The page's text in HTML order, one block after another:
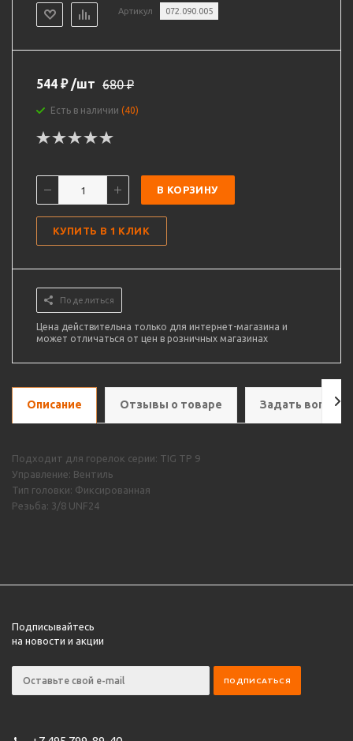
Артикул 072.090.005
544 ₽ /шт 680₽
Есть в наличии (40)
В КОРЗИНУ
КУПИТЬ В 1 КЛИК
Поделиться
Цена действительна только для интернет-магазина и
может отличаться от цен в розничных магазинах
Описание Отзывы о товаре Задать вопрос
Подходит для горелок серии: TIG TP 9
Управление: Вентиль
Тип головки: Фиксированная
Резьба: 3/8 UNF24
Подписывайтесь
на новости и акции